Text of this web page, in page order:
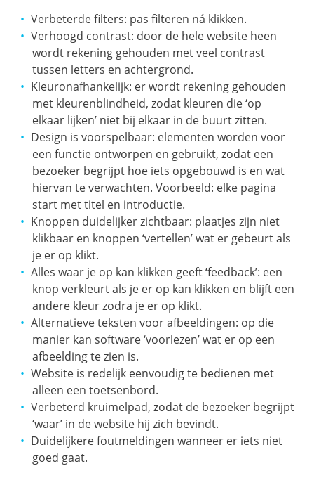
Verbeterde filters: pas filteren ná klikken.
Verhoogd contrast: door de hele website heen
wordt rekening gehouden met veel contrast
tussen letters en achtergrond.
Kleuronafhankelijk: er wordt rekening gehouden
met kleurenblindheid, zodat kleuren die ‘op
elkaar lijken’ niet bij elkaar in de buurt zitten.
Design is voorspelbaar: elementen worden voor
een functie ontworpen en gebruikt, zodat een
bezoeker begrijpt hoe iets opgebouwd is en wat
hiervan te verwachten. Voorbeeld: elke pagina
start met titel en introductie.
Knoppen duidelijker zichtbaar: plaatjes zijn niet
klikbaar en knoppen ‘vertellen’ wat er gebeurt als
je er op klikt.
Alles waar je op kan klikken geeft ‘feedback’: een
knop verkleurt als je er op kan klikken en blijft een
andere kleur zodra je er op klikt.
Alternatieve teksten voor afbeeldingen: op die
manier kan software ‘voorlezen’ wat er op een
afbeelding te zien is.
Website is redelijk eenvoudig te bedienen met
alleen een toetsenbord.
Verbeterd kruimelpad, zodat de bezoeker begrijpt
‘waar’ in de website hij zich bevindt.
Duidelijkere foutmeldingen wanneer er iets niet
goed gaat.